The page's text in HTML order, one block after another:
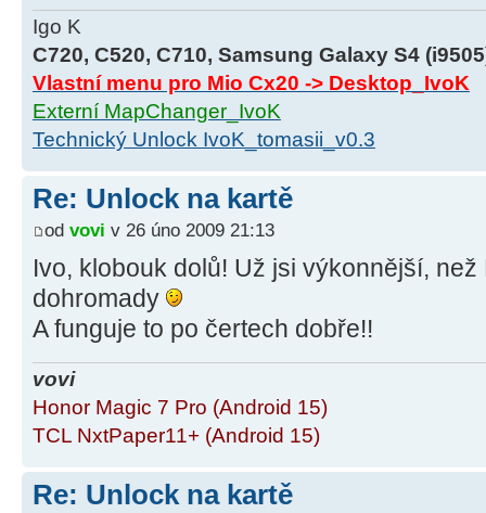
Igo K
C720, C520, C710, Samsung Galaxy S4
Vlastní menu pro Mio Cx20 -> Desktop_IvoK
Externí MapChanger_IvoK
Technický Unlock IvoK_tomasii_v0.3
Re: Unlock na kartě
od vovi v 26 úno 2009 21:13
Ivo, klobouk dolů! Už jsi výkonnější,
dohromady
A funguje to po čertech dobře!!
vovi
Honor Magic 7 Pro (Android 15)
TCL NxtPaper11+ (Android 15)
Re: Unlock na kartě